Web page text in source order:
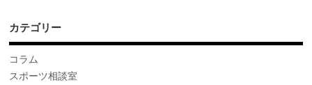
カテゴリー
コラム
スポーツ相談室